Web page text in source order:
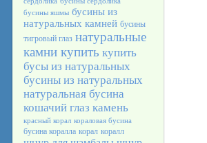
бусины яшмы бусины из
натуральных камней бусины
тигровый глаз натуральные
камни купить купить
бусы из натуральных
бусины из натуральных
натуральная бусина
кошачий глаз камень
красный корал кораловая бусина
бусина коралла корал коралл